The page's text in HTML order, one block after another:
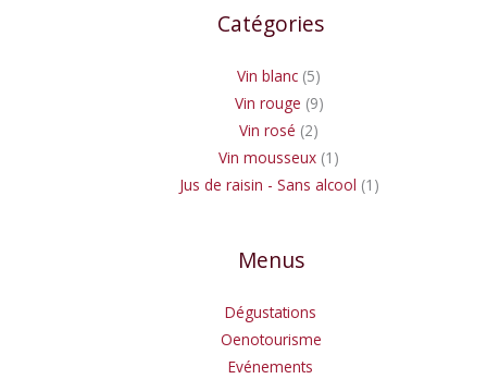
Catégories
Vin blanc 5
Vin rouge 9
Vin rosé 2
Vin mousseux 1
Jus de raisin - Sans alcool 1
Menus
Dégustations
Oenotourisme
Evénements